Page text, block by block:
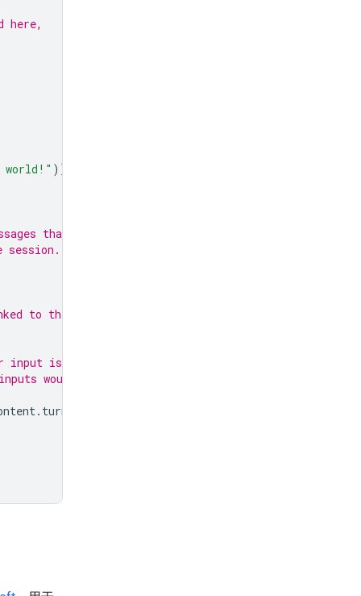
here,
world!" )]
that may
to the session.
input is continually fed
would come from
. turn_complete